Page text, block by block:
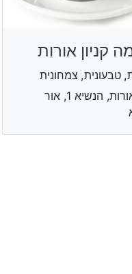
קניון אורות
טבעונית, צמחונית
קניון אורות, הנשיא 1, אור